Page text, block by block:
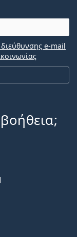
e-mail